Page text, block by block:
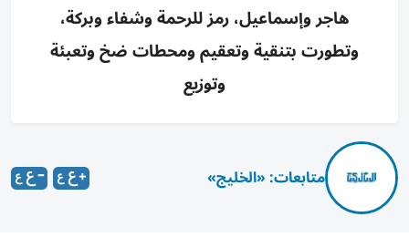
هاجر وإسماعيل، رمز للرحمة وشفاء وبركة،
وتطورت بتنقية وتعقيم ومحطات ضخ وتعبئة
وتوزيع
متابعات: «الخليج»